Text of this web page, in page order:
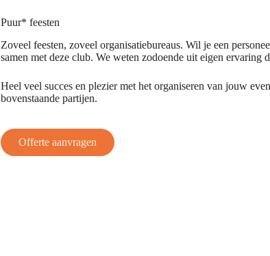
Puur* feesten
Zoveel feesten, zoveel organisatiebureaus. Wil je een
samen met deze club. We weten zodoende uit eigen ervaring
Heel veel succes en plezier met het organiseren van jouw
bovenstaande partijen.
Offerte aanvragen